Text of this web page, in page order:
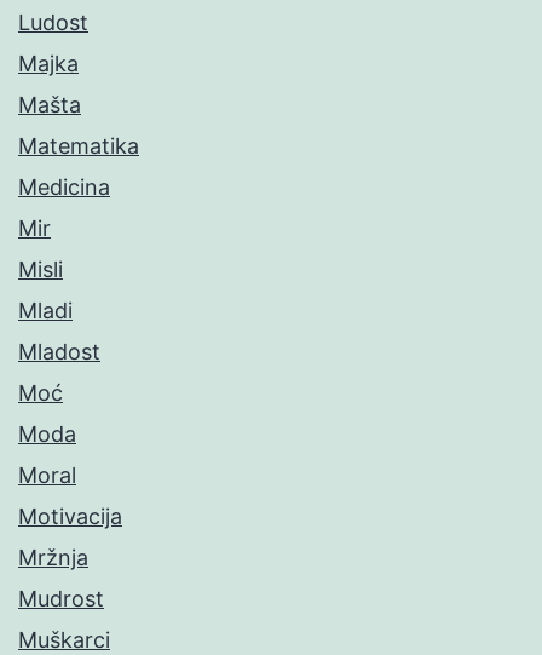
Ludost
Majka
Mašta
Matematika
Medicina
Mir
Misli
Mladi
Mladost
Moć
Moda
Moral
Motivacija
Mržnja
Mudrost
Muškarci